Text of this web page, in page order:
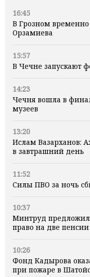
16:45
В Грозном
Орзамиева
15:57
В Чечне запускают
14:23
Чечня вошла в
музеев
13:20
Ислам Вазарханов:
в завтрашний день
11:52
Силы ПВО за ночь
10:37
Минтруд
право на две пенсии
10:26
Фонд Кадырова
при пожаре в